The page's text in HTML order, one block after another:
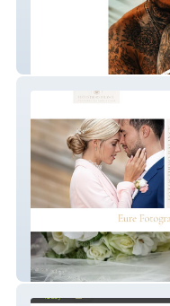
Royal Skin Piercing
Tatjana Heinze Photo